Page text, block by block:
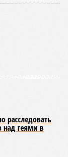
расследовать
над геями в